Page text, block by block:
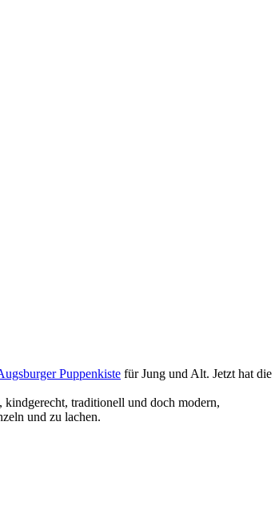
Puppenkiste für Jung und Alt. Jetzt hat die
kindgerecht, traditionell und doch modern,
und zu lachen.